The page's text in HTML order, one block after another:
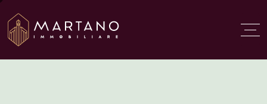
Aggiungi qui il testo del
titolo